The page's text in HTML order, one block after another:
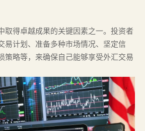
取得卓越成果的关键因素之一。投资者
易计划、准备多种市场情况、坚定信
策略等，来确保自己能够享受外汇交易